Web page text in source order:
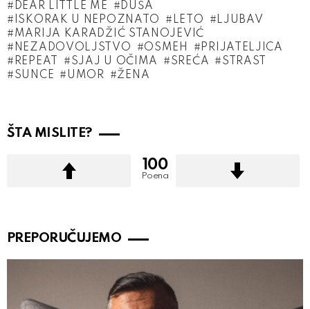
DEAR LITTLE ME
DUŠA
ISKORAK U NEPOZNATO
LETO
LJUBAV
MARIJA KARADŽIĆ STANOJEVIĆ
NEZADOVOLJSTVO
OSMEH
PRIJATELJICA
REPEAT
SJAJ U OČIMA SREĆA
STRAST
SUNCE
UMOR ŽENA
ŠTA MISLITE?
100
Poena
PREPORUČUJEMO